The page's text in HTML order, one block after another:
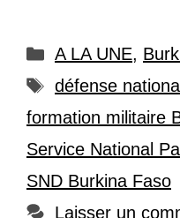
Catégories
A LA UNE,
Étiquettes
défense
formation militaire
Service National
SND Burkina Faso
Laisser un